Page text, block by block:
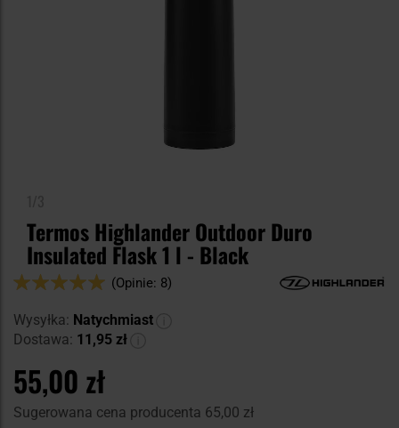
Termos Highlander Outdoor Duro
Insulated Flask 1 l - Black
Ocena:
(Opinie: 8)
Wysyłka: Natychmiast
Dostawa: 11,95 zł
55,00 zł
Sugerowana cena producenta 65,00 zł